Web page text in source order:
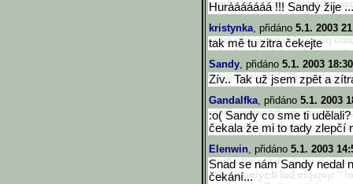
Hurááááááá !!! Sandy žije
kristynka, přidáno 5.1. 2003
tak mě tu zitra čekejte
Sandy, přidáno 5.1. 2003
Zív.. Tak už jsem zpět a
Gandalfka, přidáno 5.1. 2003
:o( Sandy co sme ti
čekala že mi to tady zlepčí
Elenwin, přidáno 5.1. 2003
Snad se nám Sandy nedal
čekání...